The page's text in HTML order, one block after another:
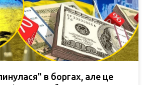
в боргах, але це